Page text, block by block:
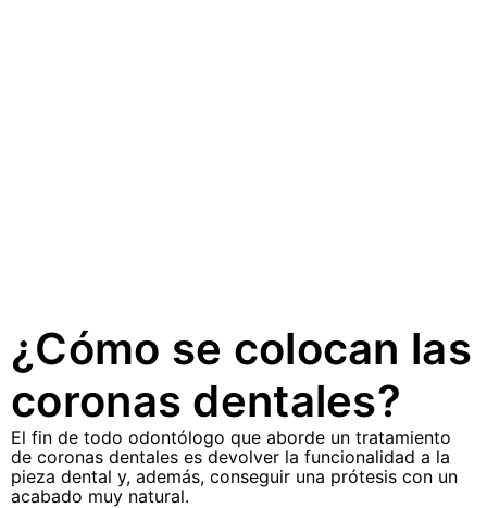
¿Cómo se colocan las
coronas dentales?
El fin de todo odontólogo que aborde un tratamiento
de coronas dentales es devolver la funcionalidad a la
pieza dental y, además, conseguir una prótesis con un
acabado muy natural.